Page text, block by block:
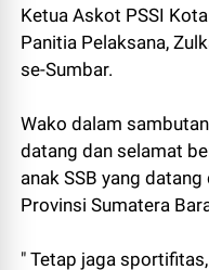
Ketua Askot PSSI
Panitia Pelaksana,
se-Sumbar.
Wako dalam
datang dan selamat
anak SSB yang
Provinsi Sumatera
" Tetap jaga